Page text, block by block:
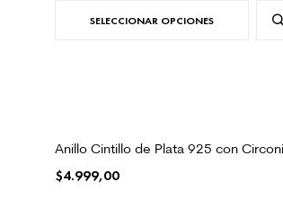
SELECCIONAR OPCIONES
Anillo Cintillo de Plata 925 con
$4.999,00